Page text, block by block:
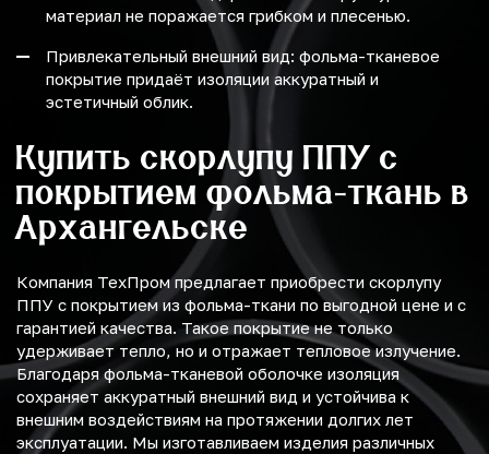
материал не поражается грибком и плесенью.
Привлекательный внешний вид: фольма-тканевое
покрытие придаёт изоляции аккуратный и
эстетичный облик.
Купить скорлупу ППУ с
покрытием фольма-ткань в
Архангельске
Компания ТехПром предлагает приобрести скорлупу
ППУ с покрытием из фольма-ткани по выгодной цене и с
гарантией качества. Такое покрытие не только
удерживает тепло, но и отражает тепловое излучение.
Благодаря фольма-тканевой оболочке изоляция
сохраняет аккуратный внешний вид и устойчива к
внешним воздействиям на протяжении долгих лет
эксплуатации. Мы изготавливаем изделия различных